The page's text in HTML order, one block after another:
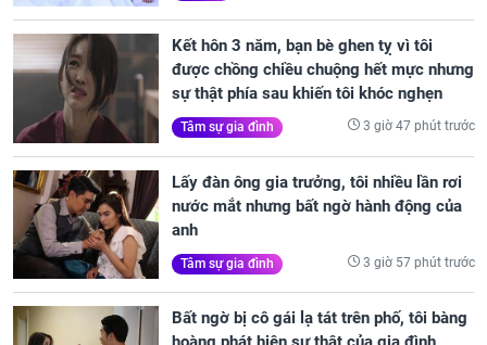
Kết hôn 3 năm, bạn bè ghen tỵ vì tôi
được chồng chiều chuộng hết mực nhưng
sự thật phía sau khiến tôi khóc nghẹn
Tâm sự gia đình 3 giờ 47 phút trước
Lấy đàn ông gia trưởng, tôi nhiều lần rơi
nước mắt nhưng bất ngờ hành động của
anh
Tâm sự gia đình 3 giờ 57 phút trước
Bất ngờ bị cô gái lạ tát trên phố, tôi bàng